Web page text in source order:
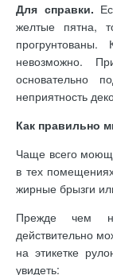
Для справки.
желтые пятна,
невозможно.
основательно
неприятность
Как правильно
Чаще всего
в тех
жирные брызги
Прежде чем
действительно
на этикетке
увидеть: